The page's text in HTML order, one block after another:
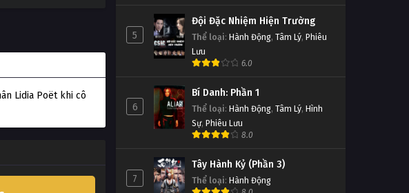
Lidia Poët khi cô
5
Đội Đặc Nhiệm Hiện Trường
Thể loại: Hành Động, Tâm Lý, Phiêu
Lưu
6.0
6
Bí Danh: Phần 1
Thể loại: Hành Động, Tâm Lý, Hình
Sự, Phiêu Lưu
8.0
7
Tây Hành Kỷ (Phần 3)
Thể loại: Hành Động